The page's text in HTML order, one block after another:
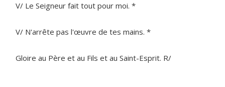
V/ Le Seigneur fait tout pour moi. *
V/ N'arrête pas l'œuvre de tes mains. *
Gloire au Père et au Fils et au Saint-Esprit. R/